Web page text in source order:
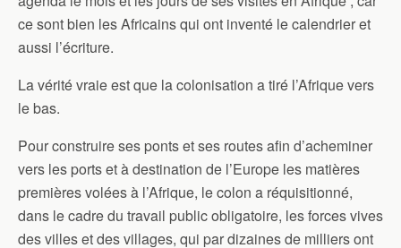
ce sont bien les Africains qui ont inventé le calendrier et
aussi l’écriture.
La vérité vraie est que la colonisation a tiré l’Afrique vers
le bas.
Pour construire ses ponts et ses routes afin d’acheminer
vers les ports et à destination de l’Europe les matières
premières volées à l’Afrique, le colon a réquisitionné,
dans le cadre du travail public obligatoire, les forces vives
des villes et des villages, qui par dizaines de milliers ont